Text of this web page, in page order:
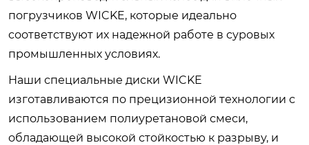
погрузчиков WICKE, которые идеально
соответствуют их надежной работе в суровых
промышленных условиях.
Наши специальные диски WICKE
изготавливаются по прецизионной технологии с
использованием полиуретановой смеси,
обладающей высокой стойкостью к разрыву, и